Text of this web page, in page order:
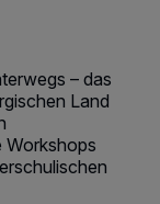
– das
Land
Workshops
auf